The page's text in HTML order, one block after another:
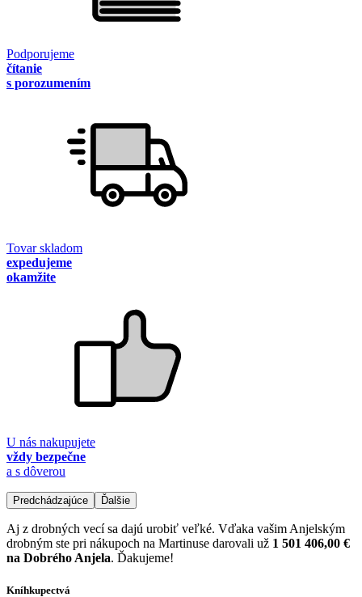
Podporujeme
čítanie
s porozumením
Tovar skladom
expedujeme
okamžite
U nás nakupujete
vždy bezpečne
a s dôverou
Predchádzajúce Ďalšie
Aj z drobných vecí sa dajú urobiť veľké. Vďaka vašim Anjelským
drobným ste pri nákupoch na Martinuse darovali už 1 501 406,00 €
na Dobrého Anjela. Ďakujeme!
Kníhkupectvá